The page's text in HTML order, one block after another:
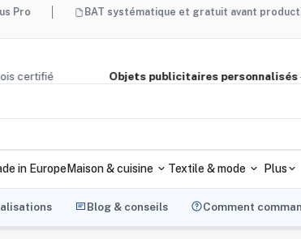
BAT systématique et gratuit avant production
bois certifié Objets publicitaires
in EuropeMaison & cuisine Textile & mode Plus
Blog & conseils Comment